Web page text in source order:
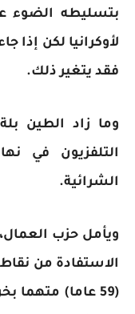
بتسليطه الضوء
لأوكرانيا لكن إذا
فقد يتغير ذلك.
وما زاد الطين
التلفزيون في
الشرائية.
ويأمل حزب
الاستفادة من
(59 عاما)